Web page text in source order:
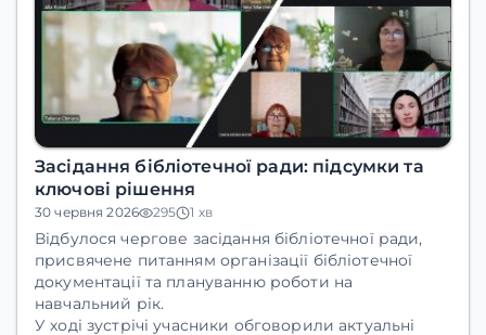
Засідання бібліотечної ради: підсумки та
ключові рішення
30 червня 2026 295 1 хв
Відбулося чергове засідання бібліотечної ради,
присвячене питанням організації бібліотечної
документації та плануванню роботи на
навчальний рік.
У ході зустрічі учасники обговорили актуальні